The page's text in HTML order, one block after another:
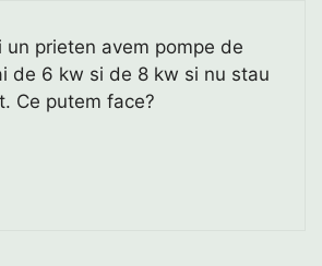
un prieten avem pompe de
de 6 kw si de 8 kw si nu stau
Ce putem face?